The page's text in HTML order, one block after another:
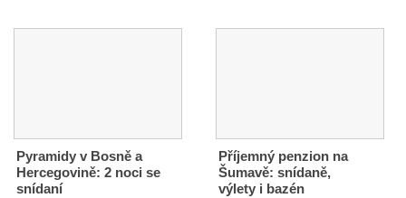
Pyramidy v Bosně a
Hercegovině: 2 noci se
snídaní
Příjemný penzion na
Šumavě: snídaně,
výlety i bazén